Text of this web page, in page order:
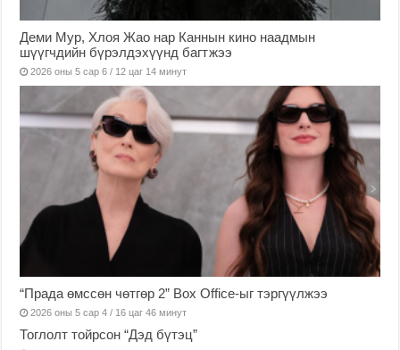
Деми Мур, Хлоя Жао нар Каннын кино наадмын
шүүгчдийн бүрэлдэхүүнд багтжээ
2026 оны 5 сар 6 / 12 цаг 14 минут
“Прада өмссөн чөтгөр 2” Box Office-ыг тэргүүлжээ
2026 оны 5 сар 4 / 16 цаг 46 минут
Тоглолт тойрсон “Дэд бүтэц”